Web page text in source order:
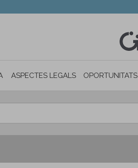
PERSONAL I INCLUSIÓ SOCIAL
ASPECTES LEGALS OPORTUNITATS